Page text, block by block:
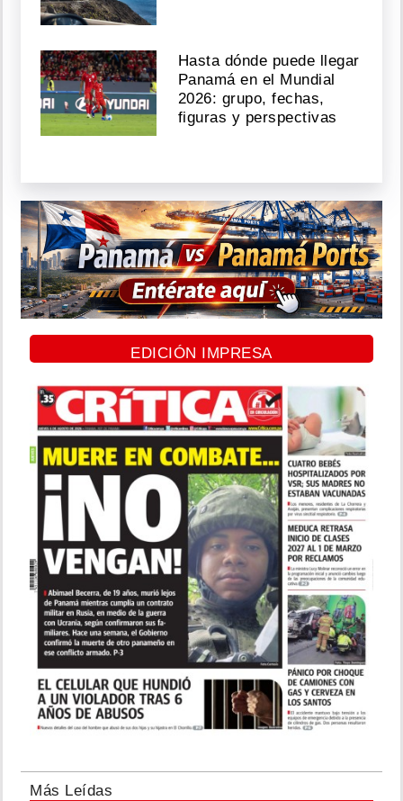
Hasta dónde puede llegar
Panamá en el Mundial
2026: grupo, fechas,
figuras y perspectivas
EDICIÓN IMPRESA
Más Leídas